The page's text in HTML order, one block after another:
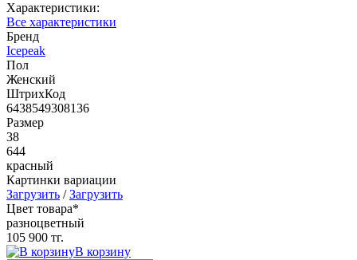
Характеристики:
Все характеристики
Бренд
Icepeak
Пол
Женский
ШтрихКод
6438549308136
Размер
38
644
красный
Картинки вариации
Загрузить /Загрузить
Цвет товара*
разноцветный
105 900 тг.
В корзину